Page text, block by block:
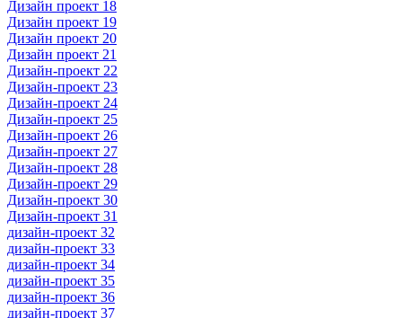
Дизайн проект 18
Дизайн проект 19
Дизайн проект 20
Дизайн проект 21
Дизайн-проект 22
Дизайн-проект 23
Дизайн-проект 24
Дизайн-проект 25
Дизайн-проект 26
Дизайн-проект 27
Дизайн-проект 28
Дизайн-проект 29
Дизайн-проект 30
Дизайн-проект 31
дизайн-проект 32
дизайн-проект 33
дизайн-проект 34
дизайн-проект 35
дизайн-проект 36
дизайн-проект 37